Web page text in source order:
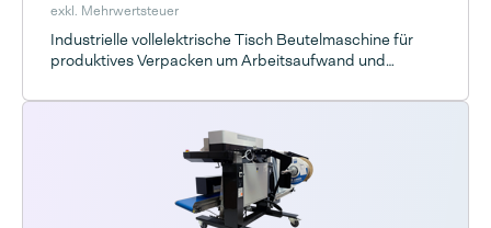
exkl. Mehrwertsteuer
Industrielle vollelektrische Tisch Beutelmaschine für
produktives Verpacken um Arbeitsaufwand und